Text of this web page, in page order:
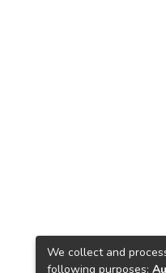
We collect and
following purposes: